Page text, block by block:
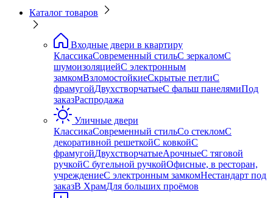
Каталог товаров
Входные двери в квартиру
КлассикаСовременный стильС зеркаломС
шумоизоляциейС электронным
замкомВзломостойкиеСкрытые петлиС
фрамугойДвухстворчатыеС фальш панелямиПод
заказРаспродажа
Уличные двери
КлассикаСовременный стильСо стекломС
декоративной решеткойС ковкойС
фрамугойДвухстворчатыеАрочныеС тяговой
ручкойС бугельной ручкойОфисные, в ресторан,
учреждениеС электронным замкомНестандарт под
заказВ ХрамДля больших проёмов